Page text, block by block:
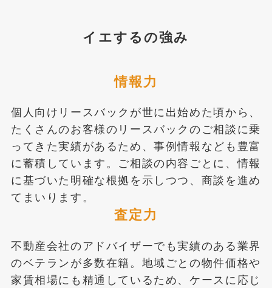
イエするの強み
情報力
個人向けリースバックが世に出始めた頃から、
たくさんのお客様のリースバックのご相談に乗
ってきた実績があるため、事例情報なども豊富
に蓄積しています。ご相談の内容ごとに、情報
に基づいた明確な根拠を示しつつ、商談を進め
てまいります。
査定力
不動産会社のアドバイザーでも実績のある業界
のベテランが多数在籍。地域ごとの物件価格や
家賃相場にも精通しているため、ケースに応じ